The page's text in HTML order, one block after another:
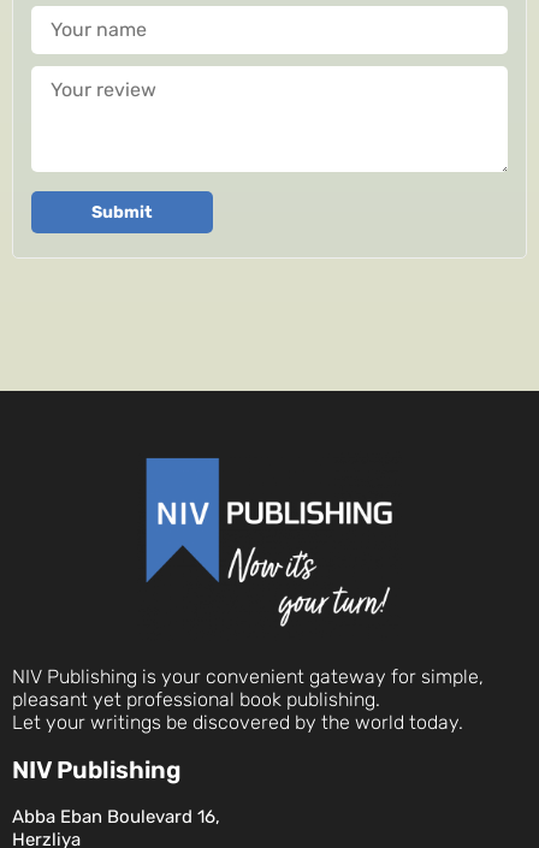
Your name
Your review
Submit
NIV Publishing is your convenient gateway for simple,
pleasant yet professional book publishing.
Let your writings be discovered by the world today.
NIV Publishing
Abba Eban Boulevard 16,
Herzliya